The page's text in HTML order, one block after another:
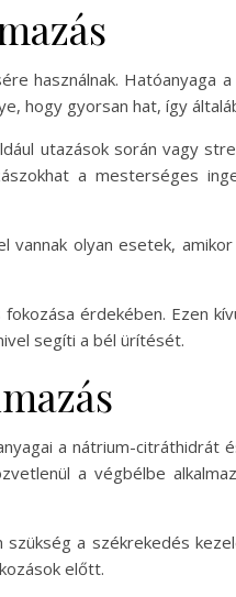
használnak. Hatóanyaga
hogy gyorsan hat, így
utazások során vagy
a mesterséges
olyan esetek,
érdekében. Ezen
segíti a bél ürítését.
a nátrium-citráthidrát
a végbélbe
a székrekedés
előtt.